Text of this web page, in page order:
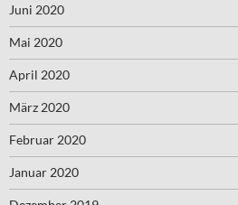
Juni 2020
Mai 2020
April 2020
März 2020
Februar 2020
Januar 2020